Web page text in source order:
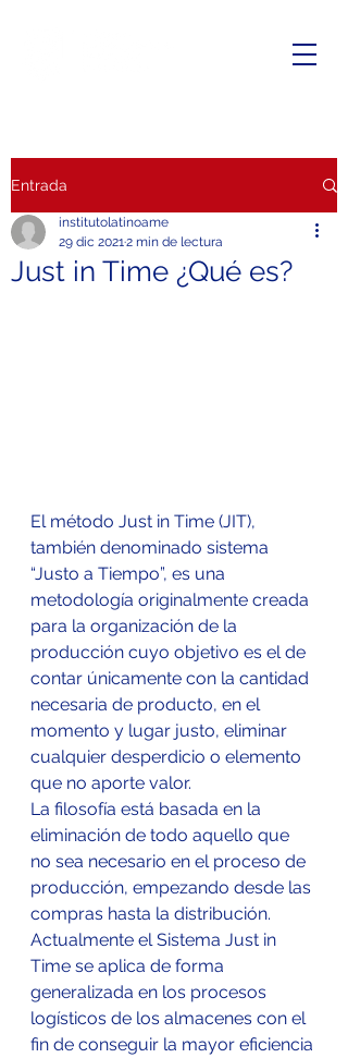
Entrada
Just in Time ¿Qué es?
institutolatinoame
29 dic 20212 min de lectura
El método Just in Time (JIT),
también denominado sistema
“Justo a Tiempo”, es una
metodología originalmente creada
para la organización de la
producción cuyo objetivo es el de
contar únicamente con la cantidad
necesaria de producto, en el
momento y lugar justo, eliminar
cualquier desperdicio o elemento
que no aporte valor.
La filosofía está basada en la
eliminación de todo aquello que
no sea necesario en el proceso de
producción, empezando desde las
compras hasta la distribución.
Actualmente el Sistema Just in
Time se aplica de forma
generalizada en los procesos
logísticos de los almacenes con el
fin de conseguir la mayor eficiencia